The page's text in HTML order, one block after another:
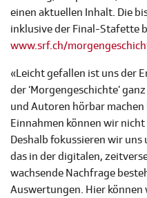
einen aktuellen Inhalt. Die
inklusive der Final-Stafette
www.srf.ch/
«Leicht gefallen ist uns der
der ‘Morgengeschichte’
und Autoren hörbar
Einnahmen können wir
Deshalb fokussieren wir
das in der digitalen,
wachsende Nachfrage
Auswertungen. Hier können